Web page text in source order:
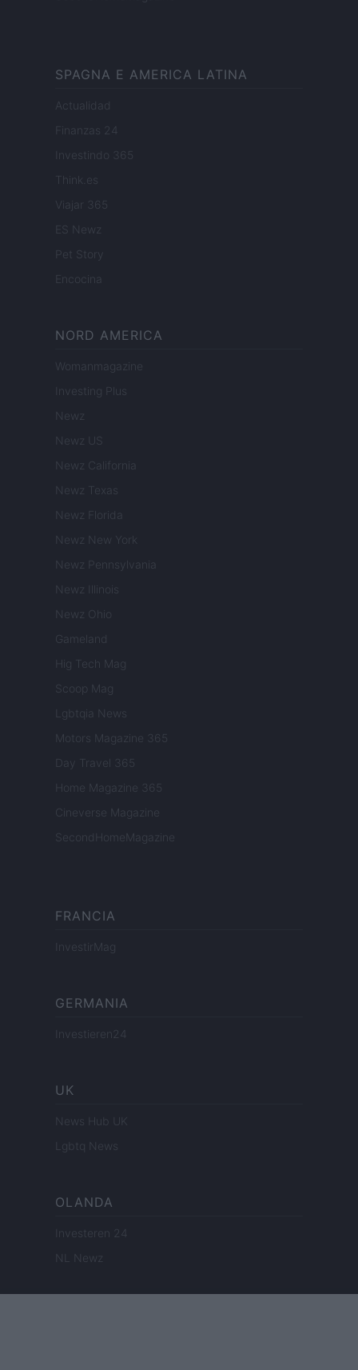
SPAGNA E AMERICA LATINA
Actualidad
Finanzas 24
Investindo 365
Think.es
Viajar 365
ES Newz
Pet Story
Encocina
NORD AMERICA
Womanmagazine
Investing Plus
Newz
Newz US
Newz California
Newz Texas
Newz Florida
Newz New York
Newz Pennsylvania
Newz Illinois
Newz Ohio
Gameland
Hig Tech Mag
Scoop Mag
Lgbtqia News
Motors Magazine 365
Day Travel 365
Home Magazine 365
Cineverse Magazine
SecondHomeMagazine
FRANCIA
InvestirMag
GERMANIA
Investieren24
UK
News Hub UK
Lgbtq News
OLANDA
Investeren 24
NL Newz